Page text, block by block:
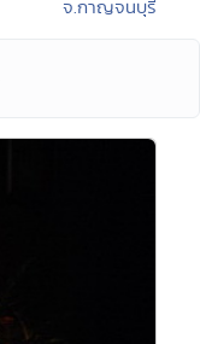
จ.กาญจนบุรี